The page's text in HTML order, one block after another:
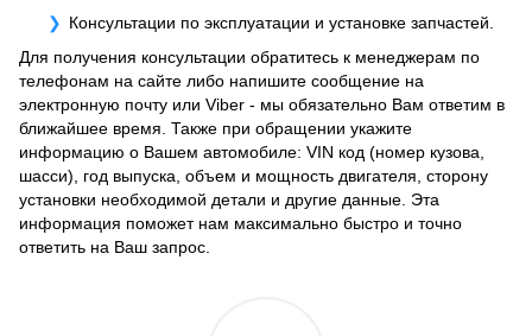
Консультации по эксплуатации и установке запчастей.
Для получения консультации обратитесь к менеджерам по
телефонам на сайте либо напишите сообщение на
электронную почту или Viber - мы обязательно Вам ответим в
ближайшее время. Также при обращении укажите
информацию о Вашем автомобиле: VIN код (номер кузова,
шасси), год выпуска, объем и мощность двигателя, сторону
установки необходимой детали и другие данные. Эта
информация поможет нам максимально быстро и точно
ответить на Ваш запрос.